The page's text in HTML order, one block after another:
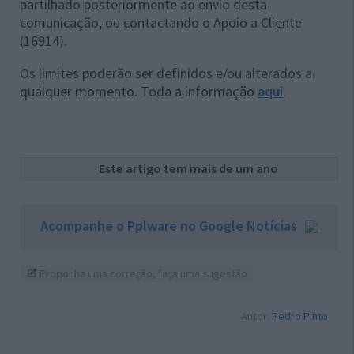
partilhado posteriormente ao envio desta
comunicação, ou contactando o Apoio a Cliente
(16914).
Os limites poderão ser definidos e/ou alterados a
qualquer momento. Toda a informação aqui.
Este artigo tem mais de um ano
Acompanhe o Pplware no Google Notícias
Autor: Pedro Pinto